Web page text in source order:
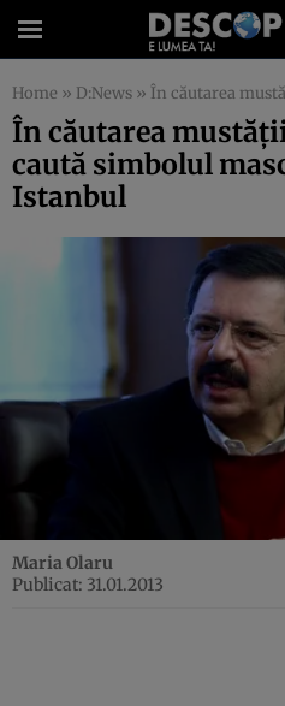
Home » D:News » În căutarea mustăţii
În căutarea
caută simbolul
Istanbul
Maria Olaru
Publicat: 31.01.2013